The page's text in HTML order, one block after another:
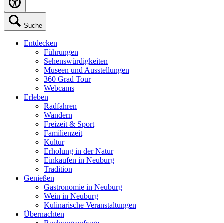
Suche
Entdecken
Führungen
Sehenswürdigkeiten
Museen und Ausstellungen
360 Grad Tour
Webcams
Erleben
Radfahren
Wandern
Freizeit & Sport
Familienzeit
Kultur
Erholung in der Natur
Einkaufen in Neuburg
Tradition
Genießen
Gastronomie in Neuburg
Wein in Neuburg
Kulinarische Veranstaltungen
Übernachten